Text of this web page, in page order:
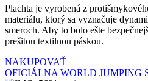
Plachta je vyrobená z
materiálu, ktorý sa vyznačuje
smeroch. Aby to bolo ešte
prešitou textilnou páskou.
NAKUPOVAŤ
OFICIÁLNA WORLD JUMPING